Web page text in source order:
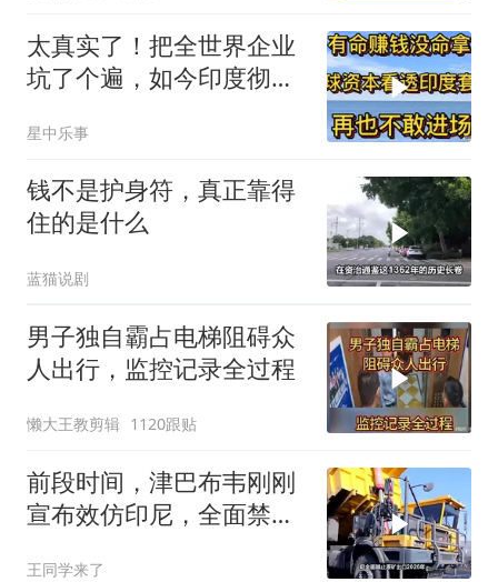
太真实了！把全世界企业
坑了个遍，如今印度彻底
星中乐事
钱不是护身符，真正靠得
住的是什么
蓝猫说剧
男子独自霸占电梯阻碍众
人出行，监控记录全过程
懒大王教剪辑 1120跟贴
前段时间，津巴布韦刚刚
宣布效仿印尼，全面禁止
王同学来了